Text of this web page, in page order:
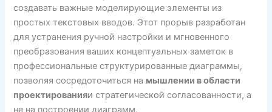
создавать важные моделирующие элементы из
простых текстовых вводов. Этот прорыв разработан
для устранения ручной настройки и мгновенного
преобразования ваших концептуальных заметок в
профессиональные структурированные диаграммы,
позволяя сосредоточиться на мышлении в области
проектированияи стратегической согласованности, а
не на построении диаграмм.